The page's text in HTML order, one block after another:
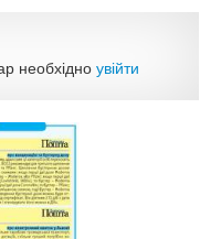
необхідно увійти